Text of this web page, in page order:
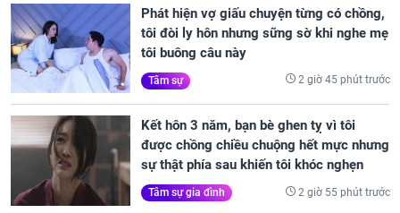
Phát hiện vợ giấu chuyện từng có chồng,
tôi đòi ly hôn nhưng sững sờ khi nghe mẹ
tôi buông câu này
Tâm sự 2 giờ 45 phút trước
Kết hôn 3 năm, bạn bè ghen tỵ vì tôi
được chồng chiều chuộng hết mực nhưng
sự thật phía sau khiến tôi khóc nghẹn
Tâm sự gia đình 2 giờ 55 phút trước